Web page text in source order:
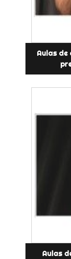
Aulas
Aulas